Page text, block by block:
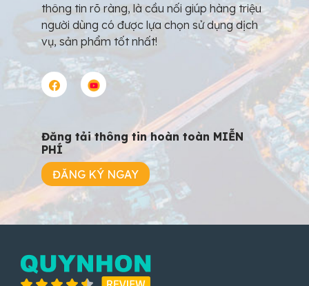
thông tin rõ ràng, là cầu nối giúp hàng triệu
người dùng có được lựa chọn sử dụng dịch
vụ, sản phẩm tốt nhất!
Đăng tải thông tin hoàn toàn MIỄN
PHÍ
ĐĂNG KÝ NGAY